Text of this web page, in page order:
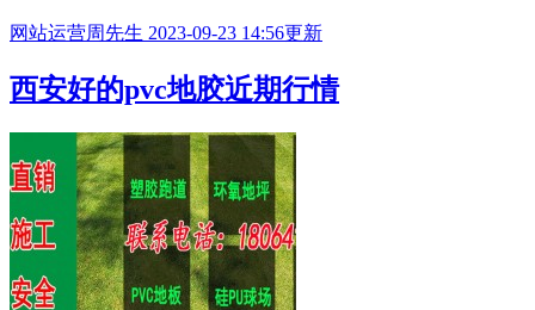
网站运营周先生 2023-09-23 14:56更新
西安好的pvc地胶近期行情